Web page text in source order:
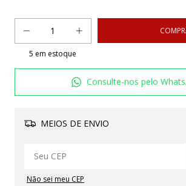
5 em estoque
Consulte-nos pelo
MEIOS DE ENVIO
Não sei meu CEP